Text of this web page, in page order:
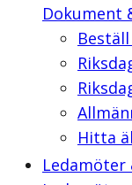
Dokument
Hitta